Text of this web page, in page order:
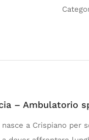
– Ambulatorio
a Crispiano